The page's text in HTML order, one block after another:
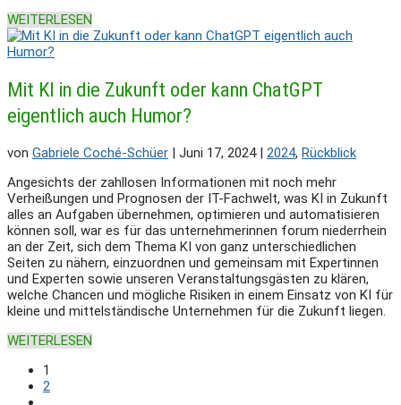
WEITERLESEN
Mit KI in die Zukunft oder kann ChatGPT
eigentlich auch Humor?
von Gabriele Coché-Schüer Juni 17, 2024| 2024, Rückblick
Angesichts der zahllosen Informationen mit noch mehr
Verheißungen und Prognosen der IT-Fachwelt, was KI in Zukunft
alles an Aufgaben übernehmen, optimieren und automatisieren
können soll, war es für das unternehmerinnen forum niederrhein
an der Zeit, sich dem Thema KI von ganz unterschiedlichen
Seiten zu nähern, einzuordnen und gemeinsam mit Expertinnen
und Experten sowie unseren Veranstaltungsgästen zu klären,
welche Chancen und mögliche Risiken in einem Einsatz von KI für
kleine und mittelständische Unternehmen für die Zukunft liegen.
WEITERLESEN
1
2